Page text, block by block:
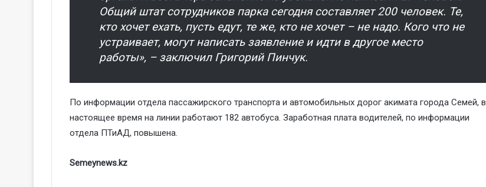
Общий штат сотрудников парка сегодня составляет 200 человек. Те,
кто хочет ехать, пусть едут, те же, кто не хочет – не надо. Кого что не
устраивает, могут написать заявление и идти в другое место
работы», – заключил Григорий Пинчук.
По информации отдела пассажирского транспорта и автомобильных дорог акимата города Семей, в
настоящее время на линии работают 182 автобуса. Заработная плата водителей, по информации
отдела ПТиАД, повышена.
Semeynews.kz